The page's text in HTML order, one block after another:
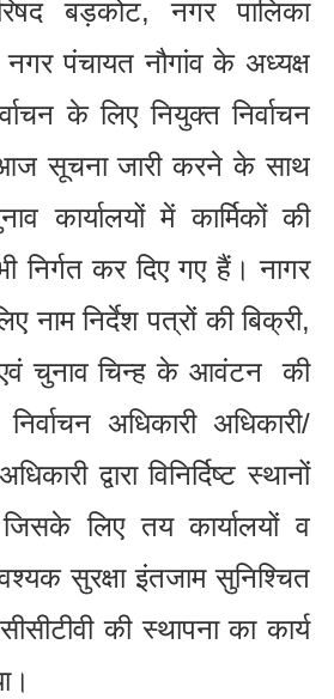
बड़कोट, नगर पालिका
नगर पंचायत नौगांव के अध्यक्ष
के लिए नियुक्त निर्वाचन
आज सूचना जारी करने के साथ
कार्यालयों में कार्मिकों की
निर्गत कर दिए गए हैं। नागर
नाम निर्देश पत्रों की बिक्री,
चुनाव चिन्ह के आवंटन की
अधिकारी अधिकारी/
द्वारा विनिर्दिष्ट स्थानों
लिए तय कार्यालयों व
सुरक्षा इंतजाम सुनिश्चित
की स्थापना का कार्य